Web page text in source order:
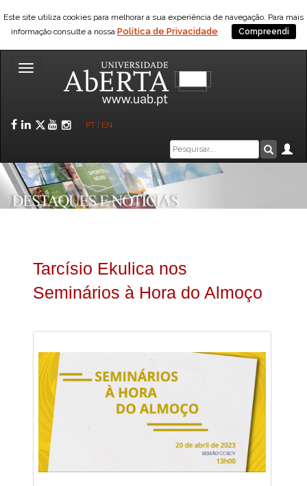
Este site utiliza cookies para melhorar a sua experiência de navegação. Para mais
informação consulte a nossa Política de Privacidade Compreendi
Toggle
Facebook
LinkedIn
Twitter
YouTube
Instagram
PT EN
Caixa
de
pesquisa
Tarcísio Ekulica nos
Seminários à Hora do Almoço